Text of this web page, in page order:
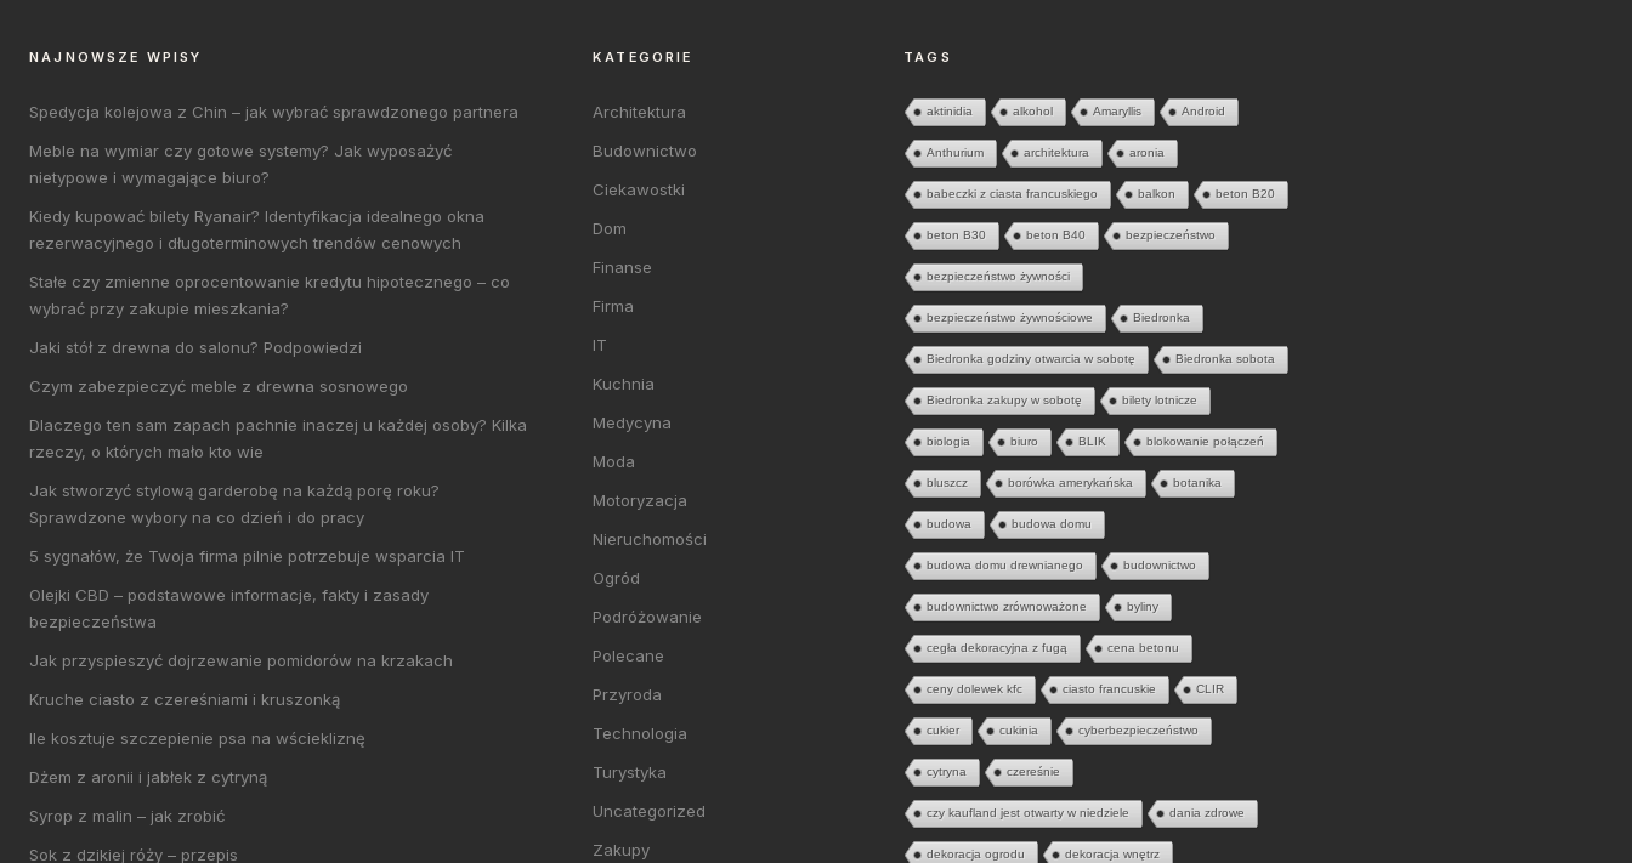
NAJNOWSZE WPISY
Spedycja kolejowa z Chin – jak wybrać sprawdzonego partnera
Meble na wymiar czy gotowe systemy? Jak wyposażyć
nietypowe i wymagające biuro?
Kiedy kupować bilety Ryanair? Identyfikacja idealnego okna
rezerwacyjnego i długoterminowych trendów cenowych
Stałe czy zmienne oprocentowanie kredytu hipotecznego – co
wybrać przy zakupie mieszkania?
Jaki stół z drewna do salonu? Podpowiedzi
Czym zabezpieczyć meble z drewna sosnowego
Dlaczego ten sam zapach pachnie inaczej u każdej osoby? Kilka
rzeczy, o których mało kto wie
Jak stworzyć stylową garderobę na każdą porę roku?
Sprawdzone wybory na co dzień i do pracy
5 sygnałów, że Twoja firma pilnie potrzebuje wsparcia IT
Olejki CBD – podstawowe informacje, fakty i zasady
bezpieczeństwa
Jak przyspieszyć dojrzewanie pomidorów na krzakach
Kruche ciasto z czereśniami i kruszonką
Ile kosztuje szczepienie psa na wściekliznę
Dżem z aronii i jabłek z cytryną
Syrop z malin – jak zrobić
Sok z dzikiej róży – przepis
KATEGORIE
Architektura
Budownictwo
Ciekawostki
Dom
Finanse
Firma
IT
Kuchnia
Medycyna
Moda
Motoryzacja
Nieruchomości
Ogród
Podróżowanie
Polecane
Przyroda
Technologia
Turystyka
Uncategorized
Zakupy
TAGS
aktinidia alkohol Amaryllis Android
Anthurium architektura aronia
babeczki z ciasta francuskiego balkon beton B20
beton B30 beton B40 bezpieczeństwo
bezpieczeństwo żywności
bezpieczeństwo żywnościowe Biedronka
Biedronka godziny otwarcia w sobotę Biedronka sobota
Biedronka zakupy w sobotę bilety lotnicze
biologia biuro BLIK blokowanie połączeń
bluszcz borówka amerykańska botanika
budowa budowa domu
budowa domu drewnianego budownictwo
budownictwo zrównoważone byliny
cegła dekoracyjna z fugą cena betonu
ceny dolewek kfc ciasto francuskie CLIR
cukier cukinia cyberbezpieczeństwo
cytryna czereśnie
czy kaufland jest otwarty w niedziele dania zdrowe
dekoracja ogrodu dekoracja wnętrz